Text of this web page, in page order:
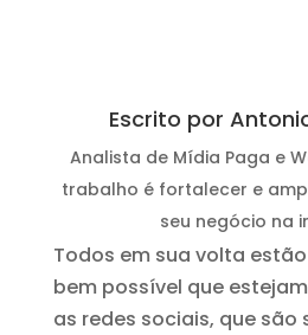
Escrito por
Analista de Mídia Paga e
trabalho é fortalecer e
seu negócio na
Todos em sua volta
bem possível que
as redes sociais, que são